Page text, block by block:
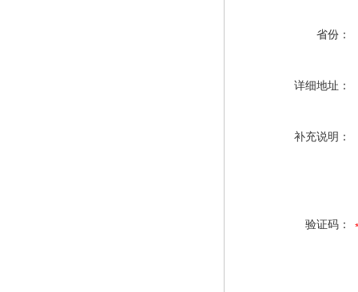
省份：
详细地址：
补充说明：
验证码：